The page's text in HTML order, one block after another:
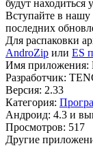
будут находиться
Вступайте в нашу
последних
Для распаковки
AndroZip или ES
Имя приложения:
Разработчик:
Версия: 2.33
Категория:
Андроид: 4.3 и
Просмотров: 517
Другие